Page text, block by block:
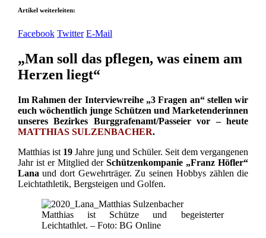
Artikel weiterleiten:
Facebook Twitter E-Mail
„Man soll das pflegen, was einem am
Herzen liegt“
Im Rahmen der Interviewreihe „3 Fragen an“ stellen wir
euch wöchentlich junge Schützen und Marketenderinnen
unseres Bezirkes Burggrafenamt/Passeier vor – heute
MATTHIAS SULZENBACHER.
Matthias ist 19Jahre jung und Schüler. Seit dem vergangenen
Jahr ist er Mitglied derSchützenkompanie „Franz Höfler“
Lana und dort Gewehrträger. Zu seinen Hobbys zählen die
Leichtathletik, Bergsteigen und Golfen.
Matthias ist Schütze und begeisterter
Leichtathlet. – Foto: BG Online